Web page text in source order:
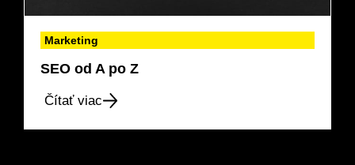
Marketing
SEO od A po Z
Čítať viac